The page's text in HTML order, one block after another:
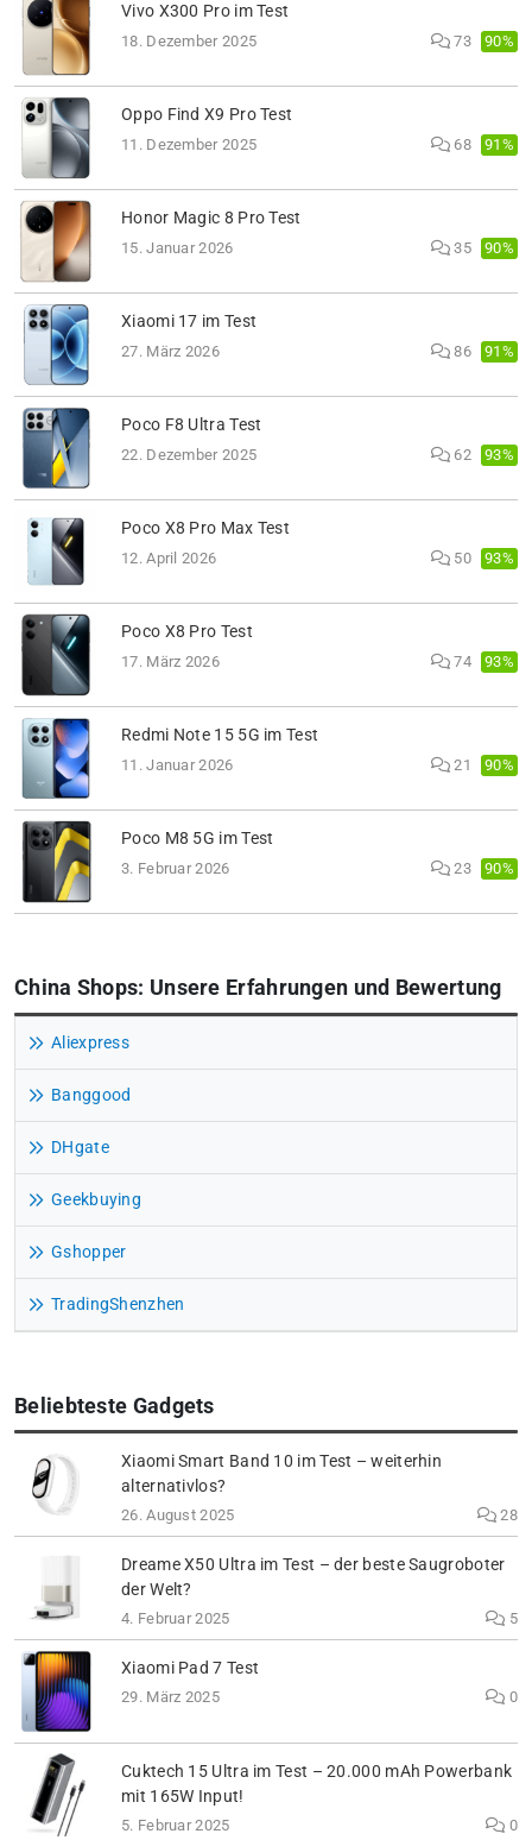
Vivo X300 Pro im Test
18. Dezember 2025 73 90%
Oppo Find X9 Pro Test
11. Dezember 2025 68 91%
Honor Magic 8 Pro Test
15. Januar 2026 35 90%
Xiaomi 17 im Test
27. März 2026 86 91%
Poco F8 Ultra Test
22. Dezember 2025 62 93%
Poco X8 Pro Max Test
12. April 2026 50 93%
Poco X8 Pro Test
17. März 2026 74 93%
Redmi Note 15 5G im Test
11. Januar 2026 21 90%
Poco M8 5G im Test
3. Februar 2026 23 90%
China Shops: Unsere Erfahrungen und Bewertung
Aliexpress
Banggood
DHgate
Geekbuying
Gshopper
TradingShenzhen
Beliebteste Gadgets
Xiaomi Smart Band 10 im Test – weiterhin
alternativlos?
26. August 2025 28
Dreame X50 Ultra im Test – der beste Saugroboter
der Welt?
4. Februar 2025 5
Xiaomi Pad 7 Test
29. März 2025 0
Cuktech 15 Ultra im Test – 20.000 mAh Powerbank
mit 165W Input!
5. Februar 2025 0